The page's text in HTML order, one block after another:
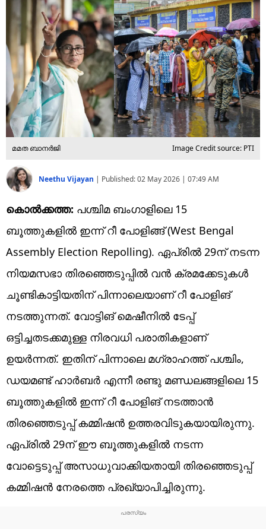
മമത ബാനർജി Image Credit source: PTI
Neethu Vijayan | Published:02 May 2026 | 07:49 AM
കൊൽക്കത്ത: പശ്ചിമ ബംഗാളിലെ 15
ബൂത്തുകളിൽ ഇന്ന് റീ പോളിങ്ങ് (West Bengal
Assembly Election Repolling). ഏപ്രിൽ 29ന് നടന്ന
നിയമസഭാ തിരഞ്ഞെടുപ്പിൽ വൻ ക്രമക്കേടുകൾ
ചൂണ്ടികാട്ടിയതിന് പിന്നാലെയാണ് റീ പോളിങ്
നടത്തുന്നത്. വോട്ടിങ് മെഷീനിൽ ടേപ്പ്
ഒട്ടിച്ചതടക്കമുള്ള നിരവധി പരാതികളാണ്
ഉയർന്നത്. ഇതിന് പിന്നാലെ മഗ്രാഹത്ത് പശ്ചിം,
ഡയമണ്ട് ഹാർബർ എന്നീ രണ്ടു മണ്ഡലങ്ങളിലെ 15
ബൂത്തുകളിൽ ഇന്ന് റീ പോളിങ് നടത്താൻ
തിരഞ്ഞെടുപ്പ് കമ്മിഷൻ ഉത്തരവിടുകയായിരുന്നു.
ഏപ്രിൽ 29ന് ഈ ബൂത്തുകളിൽ നടന്ന
വോട്ടെടുപ്പ് അസാധുവാക്കിയതായി തിരഞ്ഞെടുപ്പ്
കമ്മിഷൻ നേരത്തെ പ്രഖ്യാപിച്ചിരുന്നു.